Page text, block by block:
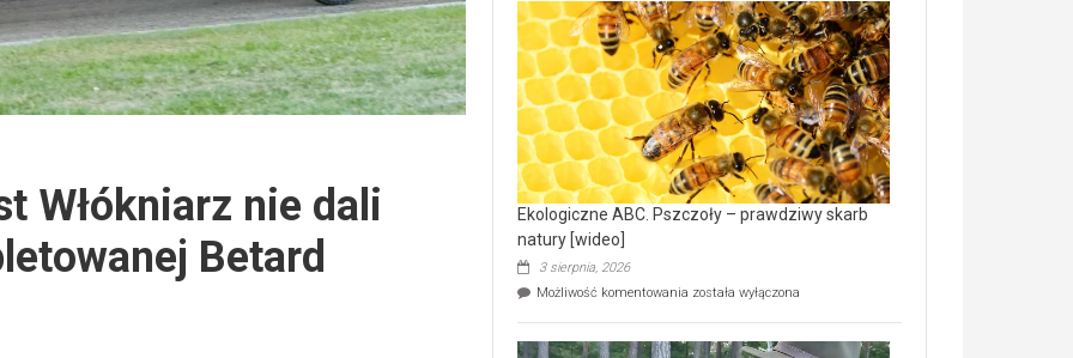
Włókniarz nie dali
Betard
Wręczyca
Wielka
z
dofinansowaniem
ponad
15,6
mln
na
modernizację
oczyszczalni
ścieków
[wideo]
Ekologiczne ABC. Pszczoły – prawdziwy skarb
natury [wideo]
3 sierpnia, 2026
Możliwość komentowania Ekologiczne
–
została wyłączona